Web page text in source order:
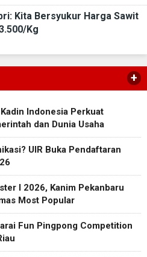
Kita Bersyukur Harga Sawit
Kg
+
Indonesia Perkuat
dan Dunia Usaha
UIR Buka Pendaftaran
I 2026, Kanim Pekanbaru
Most Popular
Fun Pingpong Competition